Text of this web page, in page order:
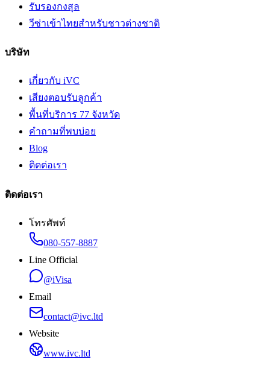
รับรองกงสุล
วีซ่าเข้าไทยสำหรับชาวต่างชาติ
บริษัท
เกี่ยวกับ iVC
เสียงตอบรับลูกค้า
พื้นที่บริการ 77 จังหวัด
คำถามที่พบบ่อย
Blog
ติดต่อเรา
ติดต่อเรา
โทรศัพท์
080-557-8887
Line Official
@iVisa
Email
contact@ivc.ltd
Website
www.ivc.ltd